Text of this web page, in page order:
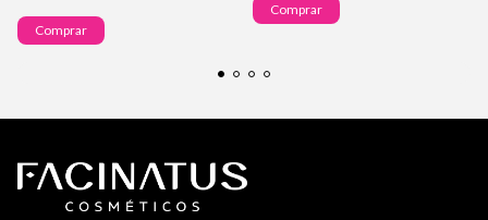
Comprar
Comprar